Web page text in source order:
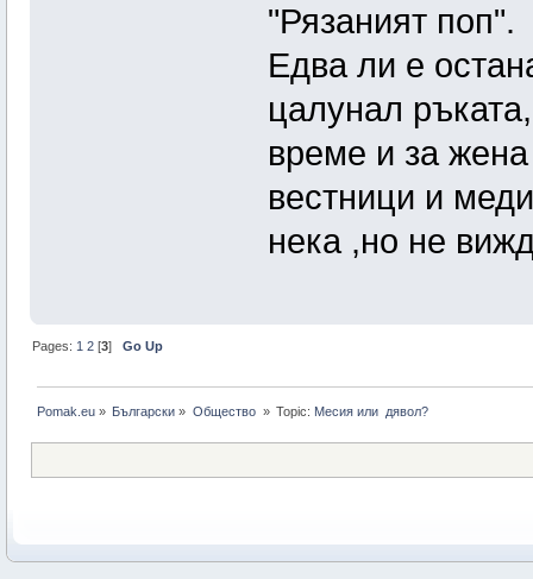
"Рязаният поп".
Едва ли е
цалунал
време и за
вестници и
нека ,но не
Pages: 1 2 [3]Go Up
Pomak.eu » Български » Общество » Topic: Месия или  дявол?